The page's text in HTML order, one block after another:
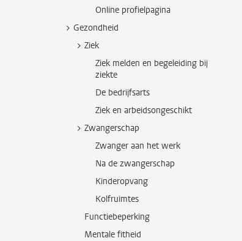
Online profielpagina
Gezondheid
Ziek
Ziek melden en begeleiding bij
ziekte
De bedrijfsarts
Ziek en arbeidsongeschikt
Zwangerschap
Zwanger aan het werk
Na de zwangerschap
Kinderopvang
Kolfruimtes
Functiebeperking
Mentale fitheid